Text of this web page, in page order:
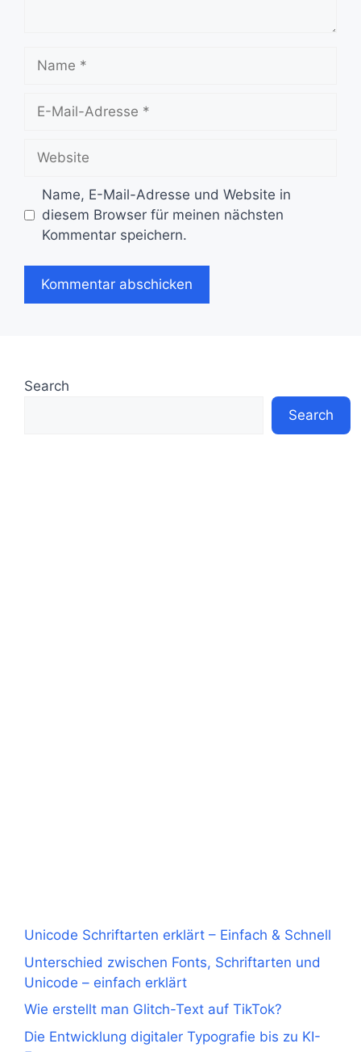
Mail-
Name, E-Mail-Adresse und Website in
diesem Browser für meinen nächsten
Kommentar speichern.
Search
Search
Unicode Schriftarten erklärt – Einfach & Schnell
Unterschied zwischen Fonts, Schriftarten und
Unicode – einfach erklärt
Wie erstellt man Glitch-Text auf TikTok?
Die Entwicklung digitaler Typografie bis zu KI-